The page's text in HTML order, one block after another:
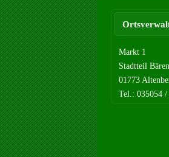
Markt 1
Stadtteil
01773
Tel.: 035054 /